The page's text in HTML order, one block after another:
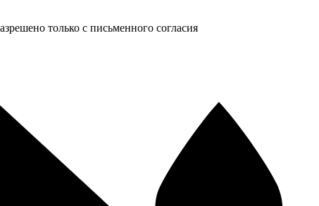
только с письменного согласия